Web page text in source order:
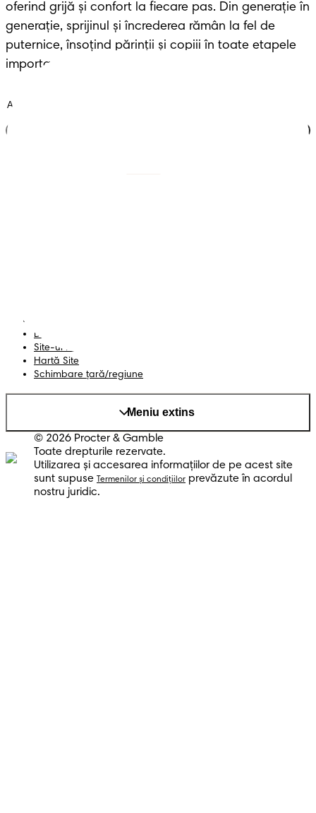
oferind grijă și confort la fiecare pas. Din generație în
generație, sprijinul și încrederea rămân la fel de
puternice, însoțind părinții și copiii în toate etapele
importante ale vieții.
Datele Mele
Site-ul PG
Hartă Site
Schimbare ţară/regiune
Meniu extins
© 2026 Procter & Gamble
Toate drepturile rezervate.
Utilizarea şi accesarea informaţiilor de pe acest site
sunt supuse
Termenilor şi condiţiilor prevăzute în acordul
nostru juridic.